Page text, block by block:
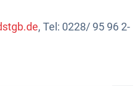
, Tel: 0228/ 95 96 2-